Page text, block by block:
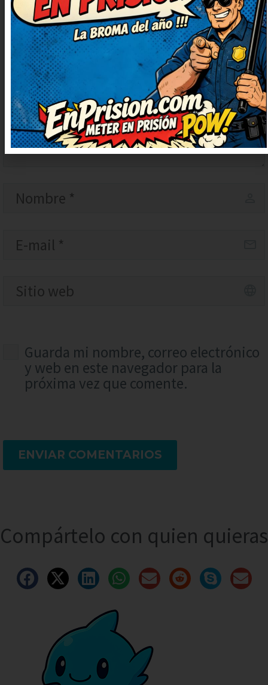
Guarda mi nombre, correo electrónico
y web en este navegador para la
próxima vez que comente.
ENVIAR COMENTARIOS
Compártelo con quien quieras